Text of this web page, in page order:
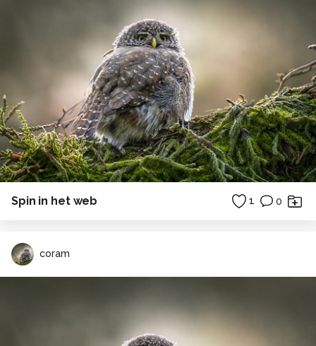
Spin in het web 1 0
coram